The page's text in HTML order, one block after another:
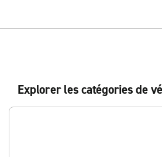
Explorer les catégories de